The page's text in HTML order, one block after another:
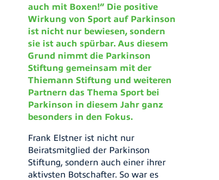
auch mit Boxen!“ Die positive
Wirkung von Sport auf Parkinson
ist nicht nur bewiesen, sondern
sie ist auch spürbar. Aus diesem
Grund nimmt die Parkinson
Stiftung gemeinsam mit der
Thiemann Stiftung und weiteren
Partnern das Thema Sport bei
Parkinson in diesem Jahr ganz
besonders in den Fokus.
Frank Elstner ist nicht nur
Beiratsmitglied der Parkinson
Stiftung, sondern auch einer ihrer
aktivsten Botschafter. So war es